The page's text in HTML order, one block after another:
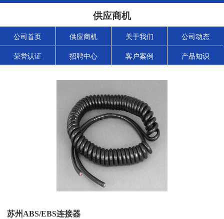
供应商机
公司首页 供应商机 关于我们 公司动态
荣誉认证 招聘中心 客户案例 产品知识
苏州ABS/EBS连接器